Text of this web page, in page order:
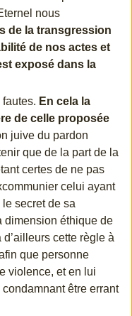
nous
de la transgression
de nos actes et
exposé dans la
fautes. En cela la
de celle proposée
juive du pardon
que de la part de la
certes de ne pas
celui ayant
secret de sa
dimension éthique de
cette règle à
que personne
violence, et en lui
être errant